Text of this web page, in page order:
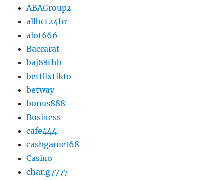
ABAGroup2
allbet24hr
alot666
Baccarat
baj88thb
betflixtikto
betway
bonus888
Business
cafe444
cashgame168
Casino
chang7777